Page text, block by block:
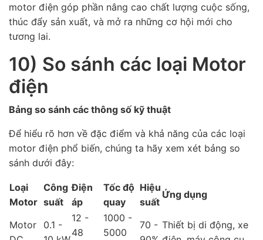
motor điện góp phần nâng cao chất lượng cuộc sống,
thúc đẩy sản xuất, và mở ra những cơ hội mới cho
tương lai.
10) So sánh các loại Motor
điện
Bảng so sánh các thông số kỹ thuật
Để hiểu rõ hơn về đặc điểm và khả năng của các loại
motor điện phổ biến, chúng ta hãy xem xét bảng so
sánh dưới đây:
Loại
Motor
Công
suất
Điện
áp
Tốc độ
quay
Hiệu
suất
Ứng dụng
Motor
0.1 -
12 -
48
1000 -
5000
70 - Thiết bị di động, xe